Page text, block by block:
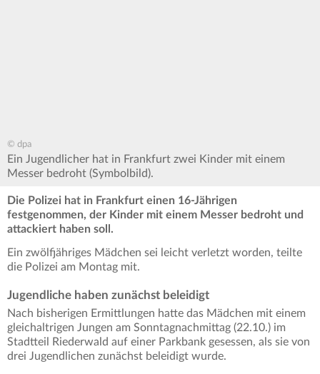
© dpa
Ein Jugendlicher hat in Frankfurt zwei Kinder mit einem
Messer bedroht (Symbolbild).
Die Polizei hat in Frankfurt einen 16-Jährigen
festgenommen, der Kinder mit einem Messer bedroht und
attackiert haben soll.
Ein zwölfjähriges Mädchen sei leicht verletzt worden, teilte
die Polizei am Montag mit.
Jugendliche haben zunächst beleidigt
Nach bisherigen Ermittlungen hatte das Mädchen mit einem
gleichaltrigen Jungen am Sonntagnachmittag (22.10.) im
Stadtteil Riederwald auf einer Parkbank gesessen, als sie von
drei Jugendlichen zunächst beleidigt wurde.